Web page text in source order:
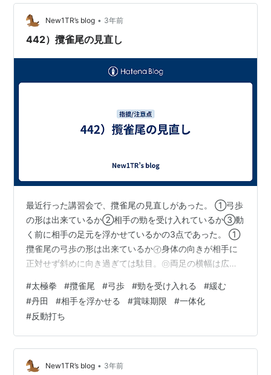
越えてから座るイメージ。下がる時の後ろ膝は、弓歩時
の膝の位置より少し後ろに張るイメージ。膝が上を向
く。弓歩時の膝の位置より前に動くのは、膝を曲げて后
New1TR’s blog • 3年前
442）攬雀尾の見直し
最近行った講習会で、攬雀尾の見直しがあった。 ①弓歩
の形は出来ているか②相手の勁を受け入れているか③動
く前に相手の足元を浮かせているかの3点であった。 ①
攬雀尾の弓歩の形は出来ているか㋑身体の向きが相手に
正対せず斜めに向き過ぎては駄目。㋺両足の横幅は広め
かない。㋥前胯は緩め収める。伸びていては駄目。㋭掤
の前の手の位置は指先が正中線。㋬肩を上げない。㋣下
の手はこわばりが出やすいので肩肘手首を捨てる。㋠下
の手の位置は前足の膝より前にして両手を背中でつな
ぐ。㋷腰を反り過ぎない。㋦重心が前足に偏り過ぎない
様に注意する。 ②相手の勁を受け入れているか㋑接…
#太極拳 #攬雀尾 #弓歩 #勁を受け入れる #緩む
#丹田 #相手を浮かせる #賞味期限 #一体化
#反動打ち
New1TR’s blog • 3年前